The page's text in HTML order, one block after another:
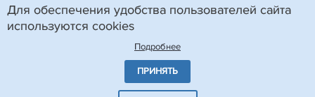
© Администрация Октябрьского района г. Гродно, 2026
Разработка и поддержка сайта БЕЛТА
Для обеспечения удобства пользователей сайта
используются cookies
Подробнее
ПРИНЯТЬ